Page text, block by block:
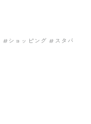
#ショッピング #スタバ